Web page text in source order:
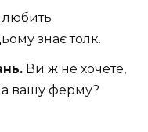
любить
знає толк.
Ви ж не хочете,
вашу ферму?